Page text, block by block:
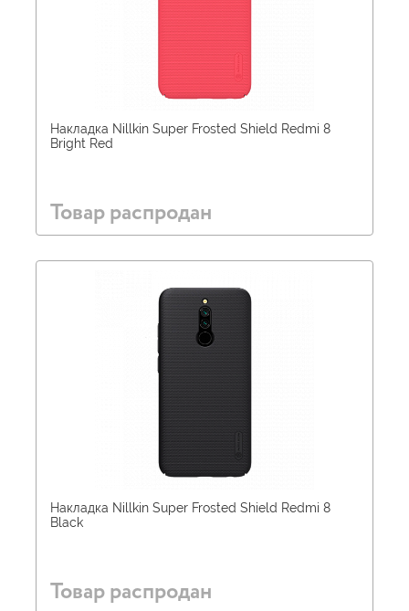
Накладка Nillkin Super Frosted Shield Redmi 8
Bright Red
Товар распродан
Накладка Nillkin Super Frosted Shield Redmi 8
Black
Товар распродан